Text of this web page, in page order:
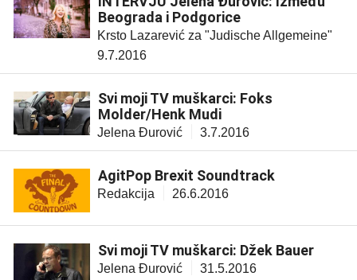
Beograda i Podgorice
Krsto Lazarević za "Judische Allgemeine"
9.7.2016
Svi moji TV muškarci: Foks
Molder/Henk Mudi
Jelena Đurović 3.7.2016
AgitPop Brexit Soundtrack
Redakcija 26.6.2016
Svi moji TV muškarci: Džek Bauer
Jelena Đurović 31.5.2016